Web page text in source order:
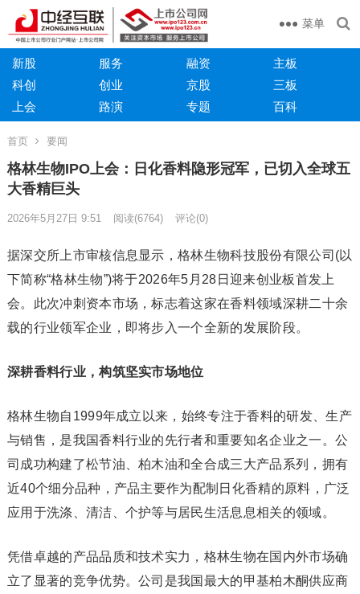
菜单
新股 服务 融资
主板
科创
创业 京股
三板
上会
路演 专题 百科
首页 要闻
格林生物IPO上会：日化香料隐形冠军，已切入全球五
大香精巨头
2026年5月27日 9:51 阅读(6764) 评论(0)
据深交所上市审核信息显示，格林生物科技股份有限公司(以
下简称“格林生物”)将于2026年5月28日迎来创业板首发上
会。此次冲刺资本市场，标志着这家在香料领域深耕二十余
载的行业领军企业，即将步入一个全新的发展阶段。
深耕香料行业，构筑坚实市场地位
格林生物自1999年成立以来，始终专注于香料的研发、生产
与销售，是我国香料行业的先行者和重要知名企业之一。公
司成功构建了松节油、柏木油和全合成三大产品系列，拥有
近40个细分品种，产品主要作为配制日化香精的原料，广泛
应用于洗涤、清洁、个护等与居民生活息息相关的领域。
凭借卓越的产品品质和技术实力，格林生物在国内外市场确
立了显著的竞争优势。公司是我国最大的甲基柏木酮供应商